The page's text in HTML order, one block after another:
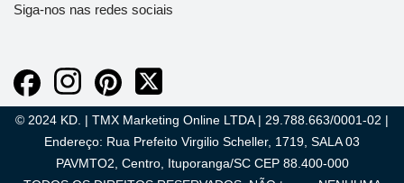
Siga-nos nas redes sociais
© 2024 KD. | TMX Marketing Online LTDA | 29.788.663/0001-02 |
Endereço: Rua Prefeito Virgilio Scheller, 1719, SALA 03
PAVMTO2, Centro, Ituporanga/SC CEP 88.400-000